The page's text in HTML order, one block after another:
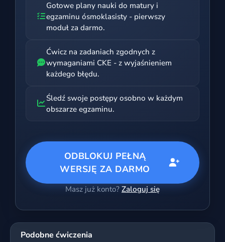
Gotowe plany nauki do matury i
egzaminu ósmoklasisty - pierwszy
moduł za darmo.
Ćwicz na zadaniach zgodnych z
wymaganiami CKE - z wyjaśnieniem
każdego błędu.
Śledź swoje postępy osobno w każdym
obszarze egzaminu.
ODBLOKUJ PEŁNĄ
WERSJĘ ZA DARMO
Masz już konto? Zaloguj się
Podobne ćwiczenia